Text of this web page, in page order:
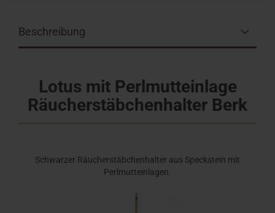
Beschreibung
Lotus mit Perlmutteinlage
Räucherstäbchenhalter Berk
Schwarzer Räucherstäbchenhalter aus Speckstein mit
Perlmutteinlagen.